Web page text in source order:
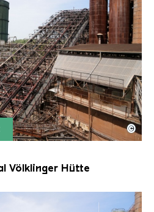
de la Völklinger Hütte
Völklinger Hütte | Karl
©
Völklinger Hütte